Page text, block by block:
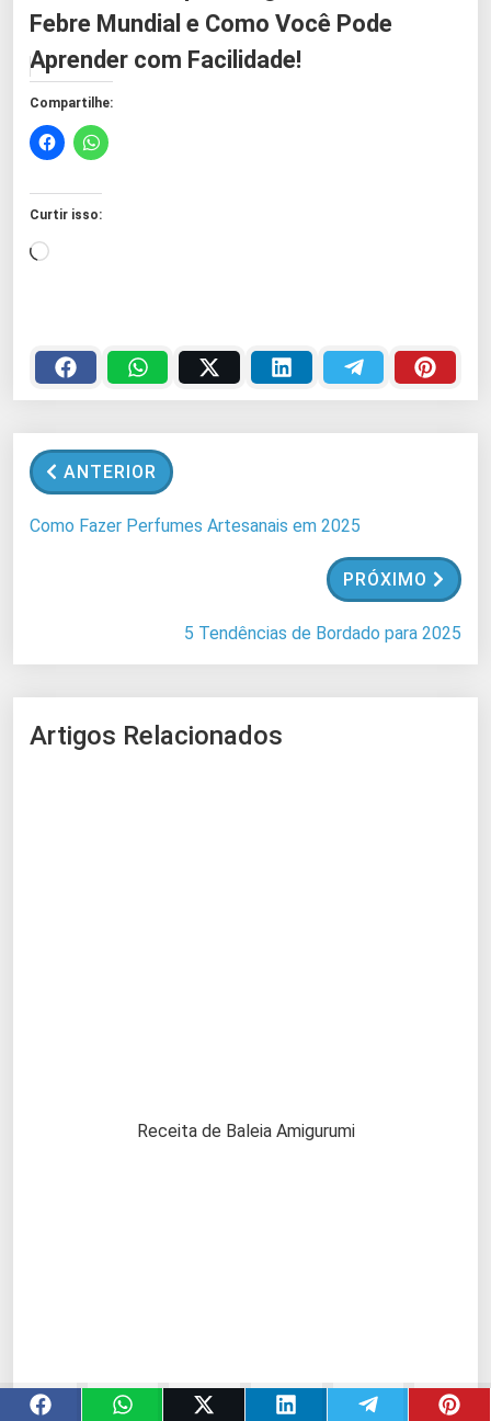
Febre Mundial e Como Você Pode
Aprender com Facilidade!
Compartilhe:
Curtir isso:
C
e
g
n
d
ANTERIOR
Como Fazer Perfumes Artesanais em 2025
PRÓXIMO
5 Tendências de Bordado para 2025
Artigos Relacionados
Receita de Baleia Amigurumi